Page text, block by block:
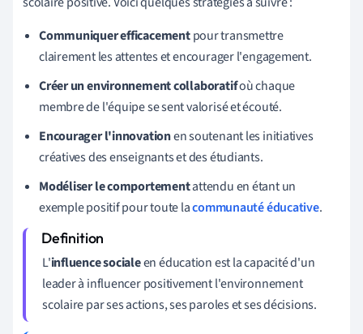
Communiquer efficacementpour transmettre
clairement les attentes et encourager l'engagement.
Créer un environnement collaboratifoù chaque
membre de l'équipe se sent valorisé et écouté.
Encourager l'innovationen soutenant les initiatives
créatives des enseignants et des étudiants.
Modéliser le comportementattendu en étant un
exemple positif pour toute lacommunauté éducative.
L'influence socialeen éducation est la capacité d'un
leader à influencer positivement l'environnement
scolaire par ses actions, ses paroles et ses décisions.